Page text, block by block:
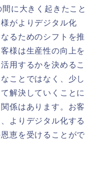
に大きく起きたこと
がよりデジタル化
るためのシフトを推
様は生産性の向上を
用するかを決めるこ
ことではなく、少し
解決していくことに
係はあります。お客
よりデジタル化する
恵を受けることがで